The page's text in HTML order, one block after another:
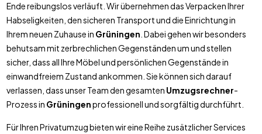
Ende reibungslos verläuft. Wir übernehmen das Verpacken Ihrer
Habseligkeiten, den sicheren Transport und die Einrichtung in
Ihrem neuen Zuhause in Grüningen . Dabei gehen wir besonders
behutsam mit zerbrechlichen Gegenständen um und stellen
sicher, dass all Ihre Möbel und persönlichen Gegenstände in
einwandfreiem Zustand ankommen. Sie können sich darauf
verlassen, dass unser Team den gesamten Umzugsrechner-
Prozess in Grüningenprofessionell und sorgfältig durchführt.
Für Ihren Privatumzug bieten wir eine Reihe zusätzlicher Services